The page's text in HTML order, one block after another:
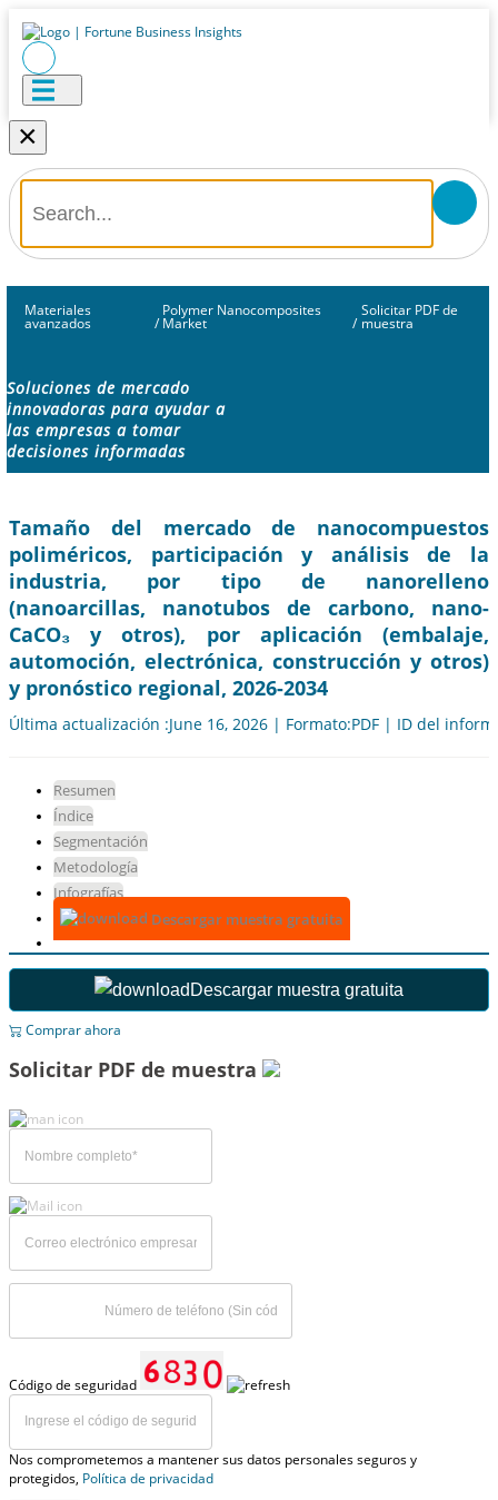
×
Materiales
avanzados /
Polymer Nanocomposites
Market /
Solicitar PDF de
muestra
Soluciones de mercado
innovadoras para ayudar a
las empresas a tomar
decisiones informadas
Tamaño del mercado de nanocompuestos
poliméricos, participación y análisis de la
industria, por tipo de nanorelleno
(nanoarcillas, nanotubos de carbono, nano-
CaCO₃ y otros), por aplicación (embalaje,
automoción, electrónica, construcción y otros)
y pronóstico regional, 2026-2034
Última actualización :June 16, 2026 | Formato:PDF | ID del
Resumen
Índice
Segmentación
Metodología
Infografías
Descargar muestra gratuita
Descargar muestra gratuita
Comprar ahora
Solicitar PDF de muestra
Código de seguridad
Nos comprometemos a mantener sus datos personales seguros y
protegidos, Política de privacidad